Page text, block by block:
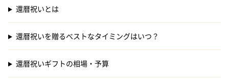
還暦祝いとは
還暦祝いを贈るべストなタイミングはいつ？
還暦祝いギフトの相場・予算